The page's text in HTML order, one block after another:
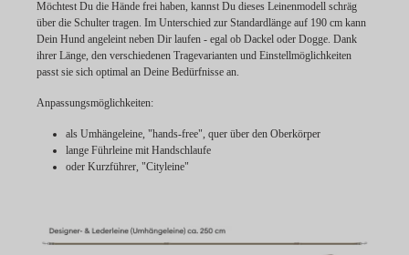
Möchtest Du die Hände frei haben, kannst Du dieses Leinenmodell schräg
über die Schulter tragen. Im Unterschied zur Standardlänge auf 190 cm kann
Dein Hund angeleint neben Dir laufen - egal ob Dackel oder Dogge. Dank
ihrer Länge, den verschiedenen Tragevarianten und Einstellmöglichkeiten
passt sie sich optimal an Deine Bedürfnisse an.
Anpassungsmöglichkeiten:
als Umhängeleine, "hands-free", quer über den Oberkörper
lange Führleine mit Handschlaufe
oder Kurzführer, "Cityleine"